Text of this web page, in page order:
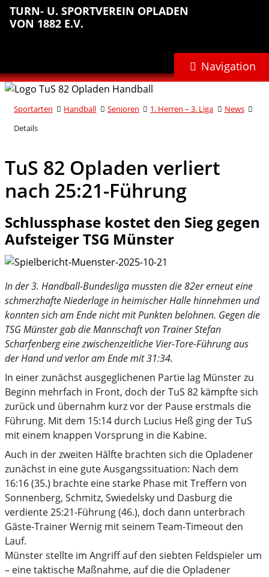
Sprungmarken
Inhalt
anspringen
Hauptnavigation
anspringen
Abteilungsnavigation
anspringen
Fußbereich
anspringen
TURN- U. SPORTVEREIN OPLADEN
VON 1882 E.V.
Navigation
Sportarten Handball Senioren 1. Herren – 3. Liga
News
Details
TuS 82 Opladen verliert
nach 25:21-Führung
Schlussphase kostet den Sieg gegen
Aufsteiger TSG Münster
In der 3. Handball-Bundesliga mussten die 82er erneut eine
schmerzhafte Niederlage in heimischer Halle hinnehmen und
konnten sich am Ende nicht mit Punkten belohnen. Gegen die
TSG Münster gab die Mannschaft von Trainer Stefan
Scharfenberg eine zwischenzeitliche Vier-Tore-Führung aus
der Hand und verlor am Ende mit 31:34.
In einer zunächst ausgeglichenen Partie lag Münster zu
Beginn mehrfach in Front, doch der TuS 82 kämpfte sich
zurück und übernahm kurz vor der Pause erstmals die
Führung. Mit dem 15:14 durch Lucius Heß ging der TuS
mit einem knappen Vorsprung in die Kabine.
Auch in der zweiten Hälfte brachten sich die Opladener
zunächst in eine gute Ausgangssituation: Nach dem
16:16 (35.) brachte eine starke Phase mit Treffern von
Sonnenberg, Schmitz, Swiedelsky und Dasburg die
verdiente 25:21-Führung (46.), doch dann unterbrach
Gäste-Trainer Wernig mit seinem Team-Timeout den
Lauf.
Münster stellte im Angriff auf den siebten Feldspieler um
– eine taktische Maßnahme, auf die die Opladener